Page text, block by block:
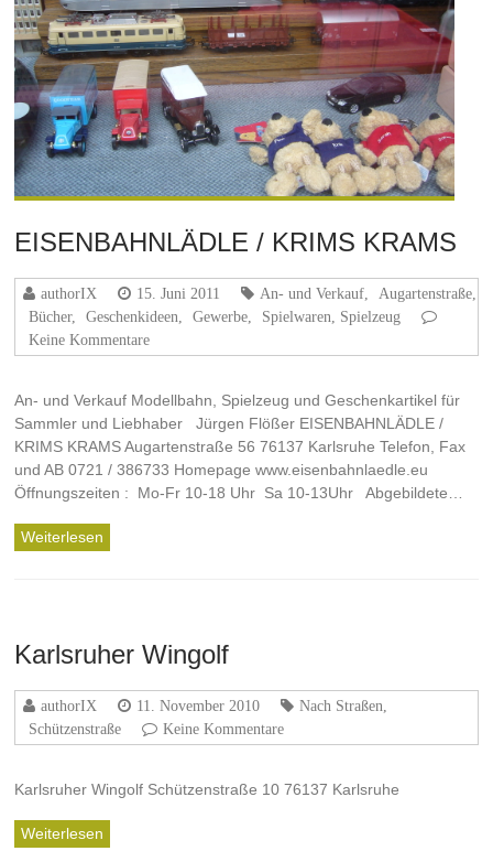
EISENBAHNLÄDLE / KRIMS KRAMS
authorIX 15. Juni 2011 An- und Verkauf Augartenstraße
Bücher, Geschenkideen Gewerbe
Spielwaren, Spielzeug
Keine Kommentare
An- und Verkauf Modellbahn, Spielzeug und Geschenkartikel für
Sammler und Liebhaber Jürgen Flößer EISENBAHNLÄDLE /
KRIMS KRAMS Augartenstraße 56 76137 Karlsruhe Telefon, Fax
und AB 0721 / 386733 Homepage www.eisenbahnlaedle.eu
Öffnungszeiten : Mo-Fr 10-18 Uhr Sa 10-13Uhr Abgebildete…
Weiterlesen
Karlsruher Wingolf
authorIX 11. November 2010 Nach Straßen
Schützenstraße
Keine Kommentare
Karlsruher Wingolf Schützenstraße 10 76137 Karlsruhe
Weiterlesen